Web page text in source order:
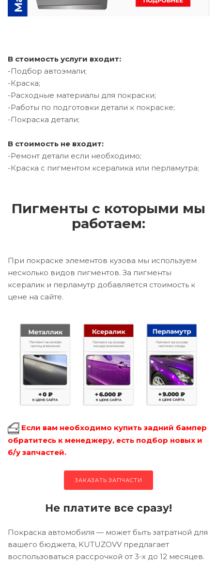
В стоимость услуги входит:
-Подбор автоэмали;
-Краска;
-Расходные материалы для покраски;
-Работы по подготовки детали к покраске;
-Покраска детали;
В стоимость не входит:
-Ремонт детали если необходимо;
-Краска с пигментом ксералика или перламутра;
Пигменты с которыми мы
работаем:
При покраске элементов кузова мы используем
несколько видов пигментов. За пигменты
ксералик и перламутр добавляется стоимость к
цене на сайте.
Если вам необходимо купить задний бампер
обратитесь к менеджеру, есть подбор новых и
б/у запчастей.
ЗАКАЗАТЬ ЗАПЧАСТИ
Не платите все сразу!
Покраска автомобиля — может быть затратной для
вашего бюджета, KUTUZOVV предлагает
воспользоваться рассрочкой от 3-х до 12 месяцев.